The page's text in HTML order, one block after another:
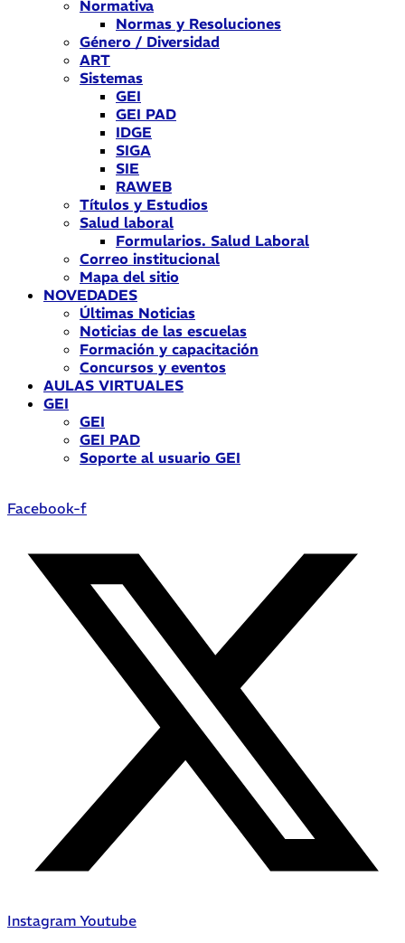
Normativa
Normas y Resoluciones
Género / Diversidad
ART
Sistemas
GEI
GEI PAD
IDGE
SIGA
SIE
RAWEB
Títulos y Estudios
Salud laboral
Formularios. Salud Laboral
Correo institucional
Mapa del sitio
NOVEDADES
Últimas Noticias
Noticias de las escuelas
Formación y capacitación
Concursos y eventos
AULAS VIRTUALES
GEI
GEI
GEI PAD
Soporte al usuario GEI
Facebook-f
Instagram Youtube